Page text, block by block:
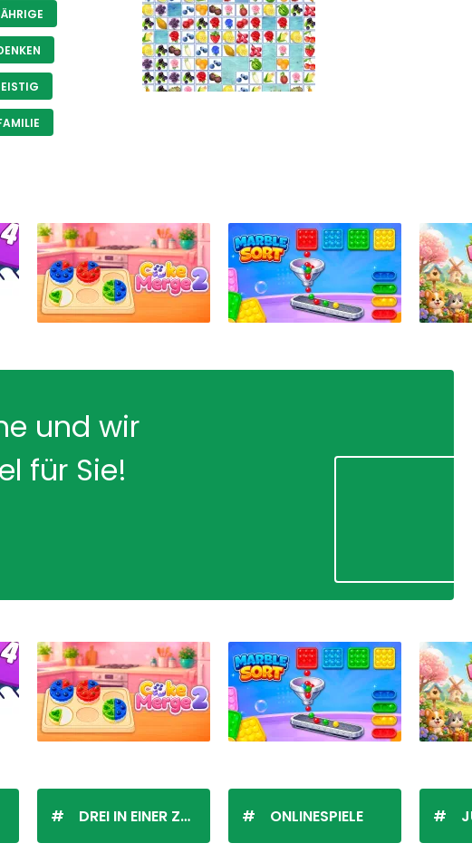
und wir
für Sie!
DREI IN EINER ZEILE ONLINESPIELE